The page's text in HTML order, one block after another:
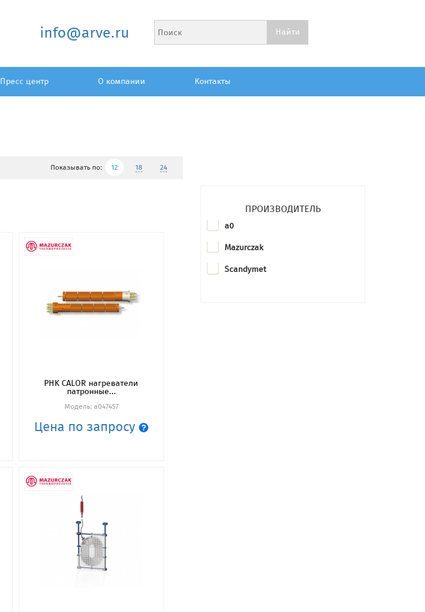
info@arve.ru
Пресс центр О компании Контакты
Показывать по: 12 18 24
PHK CALOR нагреватели
патронные...
Модель: a047457
Цена по запросу
ПРОИЗВОДИТЕЛЬ
a0
Mazurczak
Scandymet